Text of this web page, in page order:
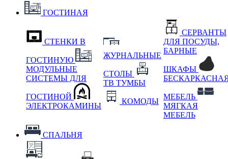
ГОСТИНАЯ
СТЕНКИ В
ГОСТИНУЮ
МОДУЛЬНЫЕ
СИСТЕМЫ ДЛЯ
ГОСТИНОЙ
ЭЛЕКТРОКАМИНЫ
ЖУРНАЛЬНЫЕ
СТОЛЫ
ТВ ТУМБЫ
КОМОДЫ
СЕРВАНТЫ
ДЛЯ ПОСУДЫ,
БАРНЫЕ
ШКАФЫ
МЕБЕЛЬ
МЯГКАЯ
МЕБЕЛЬ
СПАЛЬНЯ